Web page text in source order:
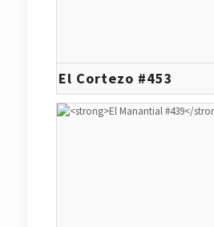
El Cortezo #453